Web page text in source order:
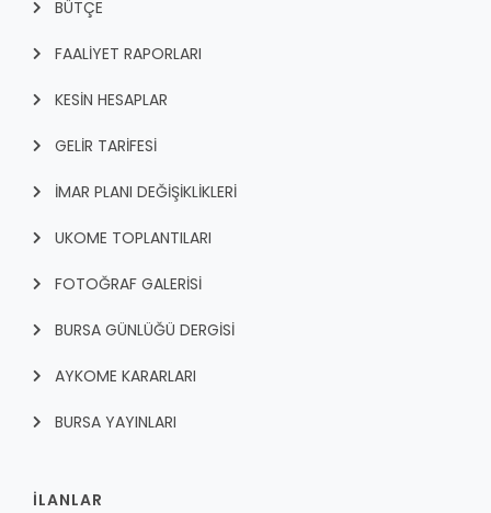
RUHSATLI HAFRİYAT ALANLARI
ŞİKAYET TAKİBİ (KURUMLAR)
MÜHENDİS, MİMAR VE SÜRVEYAN KAYITLARI (İLÇE
MÜHENDİS, MİMAR VE SÜRVEYAN KAYITLARI
VEFAT KAYDI GİRİŞİ (İLÇE BELEDİYELER)
BÜTÇE
FAALİYET RAPORLARI
KESİN HESAPLAR
GELİR TARİFESİ
İMAR PLANI DEĞİŞİKLİKLERİ
UKOME TOPLANTILARI
FOTOĞRAF GALERİSİ
BURSA GÜNLÜĞÜ DERGİSİ
AYKOME KARARLARI
BURSA YAYINLARI
İLANLAR